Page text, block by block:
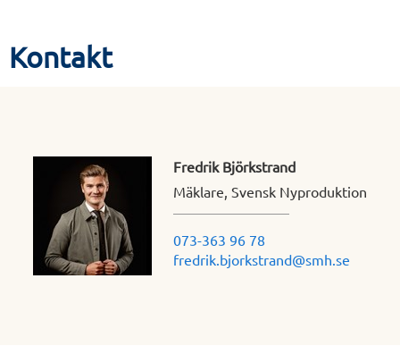
Kontakt
Fredrik Björkstrand
Mäklare, Svensk Nyproduktion
073-363 96 78
fredrik.bjorkstrand@smh.se